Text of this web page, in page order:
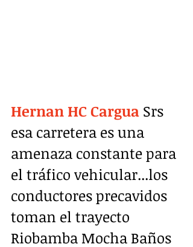
Hernan HC Cargua Srs
esa carretera es una
amenaza constante para
el tráfico vehicular...los
conductores precavidos
toman el trayecto
Riobamba Mocha Baños